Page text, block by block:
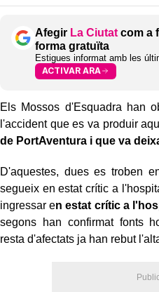
Afegir La Ciutat com a
forma gratuïta
Estigues informat amb les
ACTIVAR ARA
Els Mossos d'Esquadra han
l'accident que es va produir
de PortAventura i que va
D'aquestes, dues es troben
segueix en estat crític a
ingressar en estat crític a
segons han confirmat fonts
resta d'afectats ja han rebut